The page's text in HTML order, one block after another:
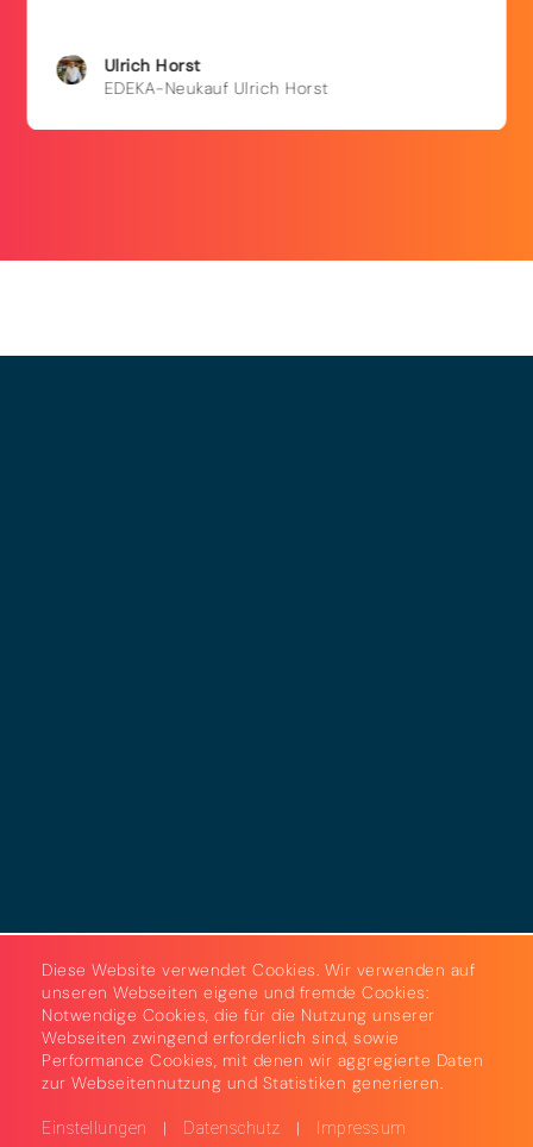
Ulrich Horst
EDEKA-Neukauf Ulrich Horst
Diese Website verwendet Cookies. Wir verwenden auf
unseren Webseiten eigene und fremde Cookies:
Notwendige Cookies, die für die Nutzung unserer
Webseiten zwingend erforderlich sind, sowie
Performance Cookies, mit denen wir aggregierte Daten
zur Webseitennutzung und Statistiken generieren.
Einstellungen | Datenschutz | Impressum